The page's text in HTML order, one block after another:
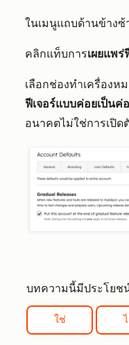
ในเมนูแถบด้านข้างซ้
คลิกแท็บการเผยแพร่
เลือกช่องทำเครื่องห
ฟีเจอร์แบบค่อยเป็นค่
อนาคตไม่ใช่การเปิ
บทความนี้มีประโยช
ใช่